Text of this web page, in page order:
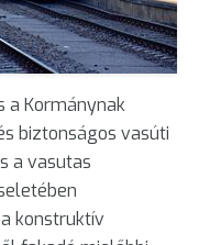
a Kormánynak
biztonságos vasúti
a vasutas
konstruktív